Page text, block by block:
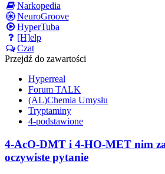
Narkopedia
NeuroGroove
HyperTuba
[H]elp
Czat
Przejdź do zawartości
Hyperreal
Forum TALK
(AL)Chemia Umysłu
Tryptaminy
4-podstawione
4-AcO-DMT i 4-HO-MET nim
oczywiste pytanie